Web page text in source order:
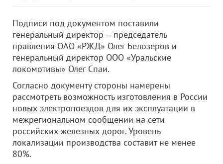
Подписи под документом поставили
генеральный директор – председатель
правления ОАО «РЖД» Олег Белозеров и
генеральный директор ООО «Уральские
локомотивы» Олег Спаи.
Согласно документу стороны намерены
рассмотреть возможность изготовления в России
новых электропоездов для их эксплуатации в
межрегиональном сообщении на сети
российских железных дорог. Уровень
локализации производства составит не менее
80%.